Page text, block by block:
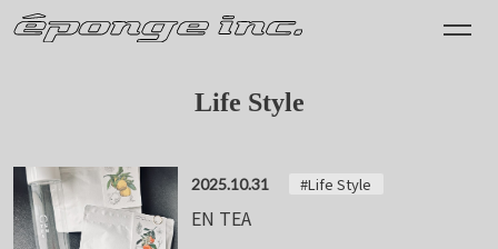
Life Style
2025.10.31 #Life Style
EN TEA